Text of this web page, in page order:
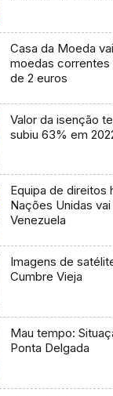
Casa da Moeda
moedas
de 2 euros
Valor da isenção
subiu 63% em
Equipa de direitos
Nações Unidas
Venezuela
Imagens de
Cumbre Vieja
Mau tempo:
Ponta Delgada